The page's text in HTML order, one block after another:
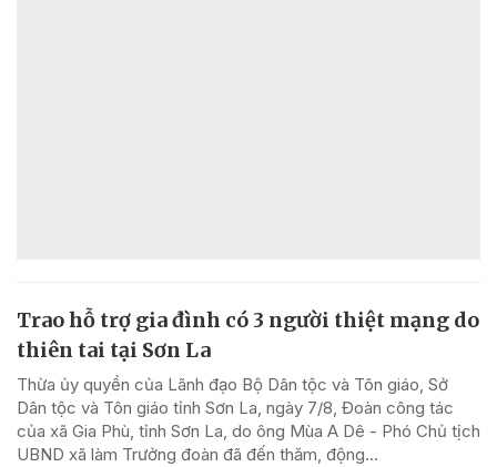
Trao hỗ trợ gia đình có 3 người thiệt mạng do
thiên tai tại Sơn La
Thừa ủy quyền của Lãnh đạo Bộ Dân tộc và Tôn giáo, Sở
Dân tộc và Tôn giáo tỉnh Sơn La, ngày 7/8, Đoàn công tác
của xã Gia Phù, tỉnh Sơn La, do ông Mùa A Dê - Phó Chủ tịch
UBND xã làm Trưởng đoàn đã đến thăm, động...